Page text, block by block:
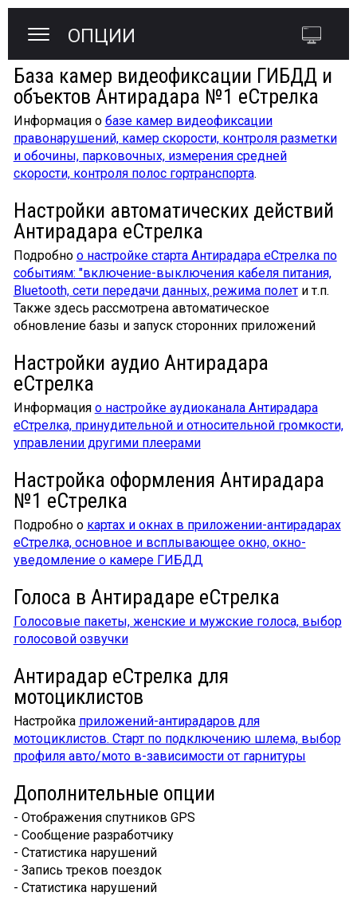
ОПЦИИ
База камер видеофиксации ГИБДД и
объектов Антирадара №1 еСтрелка
Информация о базе камер видеофиксации
правонарушений, камер скорости, контроля разметки
и обочины, парковочных, измерения средней
скорости, контроля полос гортранспорта.
Настройки автоматических действий
Антирадара еСтрелка
Подробно о настройке старта Антирадара еСтрелка по
событиям: "включение-выключения кабеля питания,
Bluetooth, сети передачи данных, режима полети т.п.
Также здесь рассмотрена автоматическое
обновление базы и запуск сторонних приложений
Настройки аудио Антирадара
еСтрелка
Информация о настройке аудиоканала Антирадара
еСтрелка, принудительной и относительной громкости,
управлении другими плеерами
Настройка оформления Антирадара
№1 еСтрелка
Подробно о картах и окнах в приложении-антирадарах
еСтрелка, основное и всплывающее окно, окно-
уведомление о камере ГИБДД
Голоса в Антирадаре еСтрелка
Голосовые пакеты, женские и мужские голоса, выбор
голосовой озвучки
Антирадар еСтрелка для
мотоциклистов
Настройка приложений-антирадаров для
мотоциклистов. Старт по подключению шлема, выбор
профиля авто/мото в-зависимости от гарнитуры
Дополнительные опции
- Отображения спутников GPS
- Сообщение разработчику
- Статистика нарушений
- Запись треков поездок
- Статистика нарушений